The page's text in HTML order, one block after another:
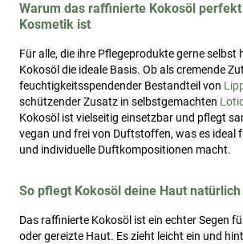
Warum das raffinierte Kokosöl
Kosmetik ist
Für alle, die ihre Pflegeprodukte gerne selbst
Kokosöl die ideale Basis. Ob als cremende
feuchtigkeitsspendender Bestandteil von
schützender Zusatz in selbstgemachten
Kokosöl ist vielseitig einsetzbar und pflegt
vegan und frei von Duftstoffen, was es ideal
und individuelle Duftkompositionen macht.
So pflegt Kokosöl deine Haut natürlich
Das raffinierte Kokosöl ist ein echter Segen
oder gereizte Haut. Es zieht leicht ein und